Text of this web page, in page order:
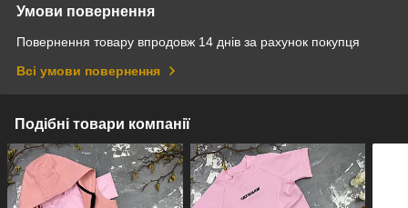
Умови повернення
Повернення товару впродовж 14 днів за рахунок покупця
Всі умови повернення
Подібні товари компанії